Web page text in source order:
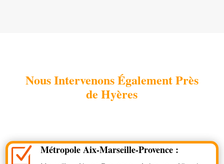
Nous Intervenons Également Près
de Hyères
Z Métropole Aix-Marseille-Provence :